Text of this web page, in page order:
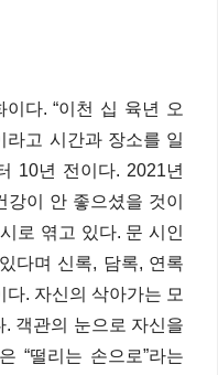
다. “이천 십 육년 오
라고 시간과 장소를 일
10년 전이다. 2021년
이 안 좋으셨을 것이
로 엮고 있다. 문 시인
다며 신록, 담록, 연록
다. 자신의 삭아가는 모
객관의 눈으로 자신을
“떨리는 손으로”라는